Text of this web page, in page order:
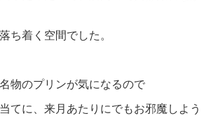
ち着く空間でした。
物のプリンが気になるので
てに、来月あたりにでもお邪魔しよう